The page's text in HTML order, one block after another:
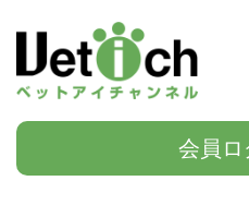
会員ロ